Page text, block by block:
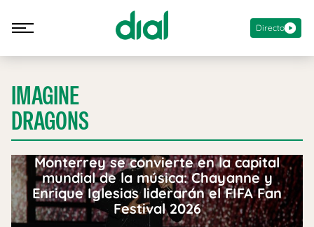
Directo
IMAGINE
DRAGONS
Monterrey se convierte en la capital
mundial de la música: Chayanne y
Enrique Iglesias liderarán el FIFA Fan
Festival 2026